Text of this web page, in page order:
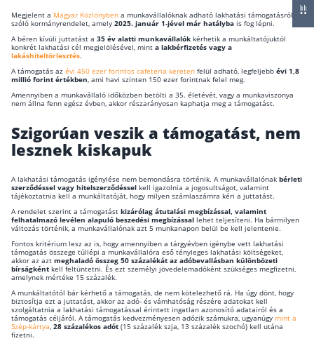
Csoportos életbiztosítás
Kockázati életbiztosítás 🛡
Euróalapú megtakarításos életbiztosítás
Megtakarítással kombinált életbiztosítás
Befektetési egységekhez kötött életbiztosítás
Egészségbiztosítás
Egészségbiztosítás cégeknek
Magán egészségbiztosítás 💊
Betegbiztosítás
Egészségpénztár – Spórolj évi akár 150 ezer
Egészségbiztosítás kalkulátor
Befektetés
Ha az igénybe vett támogatás mértéke
a lakhatási költségeket, akkor a különbözet 50
százaléka alapján adót kell fizetni.
Megjelent a Magyar Közlönyben a munkavállalóknak adható lakhatási támogatásról
szóló kormányrendelet, amely 2025. január 1-jével már hatályba is fog lépni.
A béren kívüli juttatást a 35 év alatti munkavállalók kérhetik a munkáltatójuktól
konkrét lakhatási cél megjelölésével, mint a lakbérfizetés vagy a
lakáshiteltörlesztés.
A támogatás az évi 450 ezer forintos cafeteria kereten felül adható, legfeljebb évi 1,8
millió forint értékben, ami havi szinten 150 ezer forintnak felel meg.
Amennyiben a munkavállaló időközben betölti a 35. életévét, vagy a munkaviszonya
nem állna fenn egész évben, akkor részarányosan kaphatja meg a támogatást.
Szigorúan veszik a támogatást, nem
lesznek kiskapuk
A lakhatási támogatás igénylése nem bemondásra történik. A munkavállalónak bérleti
szerződéssel vagy hitelszerződéssel kell igazolnia a jogosultságot, valamint
tájékoztatnia kell a munkáltatóját, hogy milyen számlaszámra kéri a juttatást.
A rendelet szerint a támogatást kizárólag átutalási megbízással, valamint
felhatalmazó levélen alapuló beszedési megbízással lehet teljesíteni. Ha bármilyen
változás történik, a munkavállalónak azt 5 munkanapon belül be kell jelentenie.
Fontos kritérium lesz az is, hogy amennyiben a tárgyévben igénybe vett lakhatási
támogatás összege túllépi a munkavállalóra eső tényleges lakhatási költségeket,
akkor az azt meghaladó összeg 50 százalékát az adóbevallásban különbözeti
bírságként kell feltüntetni. És ezt személyi jövedelemadóként szükséges megfizetni,
amelynek mértéke 15 százalék.
A munkáltatótól bár kérhető a támogatás, de nem kötelezhető rá. Ha úgy dönt, hogy
biztosítja ezt a juttatást, akkor az adó- és vámhatóság részére adatokat kell
szolgáltatnia a lakhatási támogatással érintett ingatlan azonosító adatairól és a
támogatás céljáról. A támogatás kedvezményesen adózik számukra, ugyanúgy mint a
Szép-kártya, 28 százalékos adót (15 százalék szja, 13 százalék szochó) kell utána
fizetni.